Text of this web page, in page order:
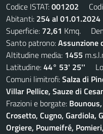
Codice ISTAT:001202
Abitanti: 254 al 01.01.2024
Superficie: 72,61 Kmq.
Santo patrono:Assunzione
Altitudine media: 1455
Latitudine:44° 53' 25''
Comuni limitrofi:Salza di
Villar Pellice, Sauze di
Frazioni e borgate:
Crosetto, Cugno, Gardiola,
Orgiere, Poumeifré,